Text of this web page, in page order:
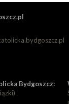
Bydgoszcz: